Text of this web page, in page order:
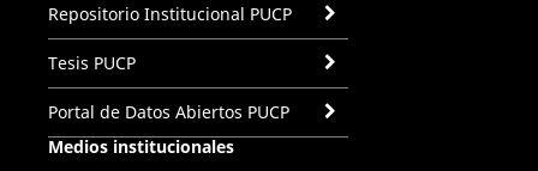
Repositorio Institucional PUCP
Tesis PUCP
Portal de Datos Abiertos PUCP
Medios institucionales